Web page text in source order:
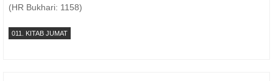
(HR Bukhari: 1158)
011. KITAB JUMAT